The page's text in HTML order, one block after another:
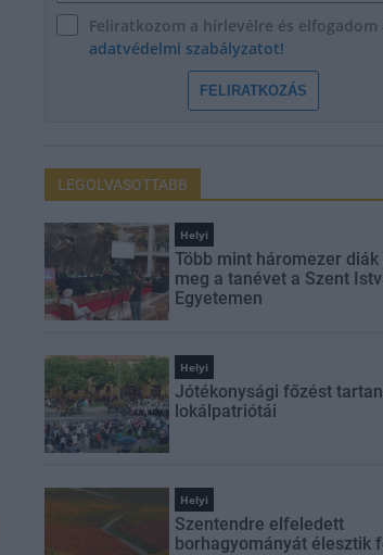
Feliratkozom a hírlevélre és elfogadom
adatvédelmi szabályzatot!
FELIRATKOZÁS
LEGOLVASOTTABB
Helyi
Több mint háromezer diák
meg a tanévet a Szent
Egyetemen
Helyi
Jótékonysági főzést
lokálpatriótái
Helyi
Szentendre elfeledett
borhagyományát élesztik